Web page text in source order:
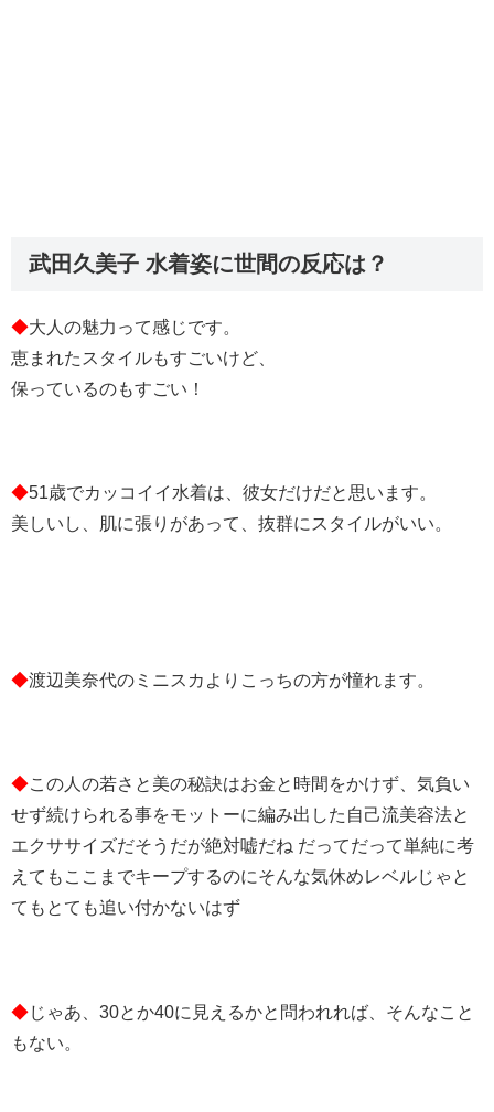
武田久美子 水着姿に世間の反応は？
◆大人の魅力って感じです。
恵まれたスタイルもすごいけど、
保っているのもすごい！
◆51歳でカッコイイ水着は、彼女だけだと思います。
美しいし、肌に張りがあって、抜群にスタイルがいい。
◆渡辺美奈代のミニスカよりこっちの方が憧れます。
◆この人の若さと美の秘訣はお金と時間をかけず、気負い
せず続けられる事をモットーに編み出した自己流美容法と
エクササイズだそうだが絶対嘘だね だってだって単純に考
えてもここまでキープするのにそんな気休めレベルじゃと
てもとても追い付かないはず
◆じゃあ、30とか40に見えるかと問われれば、そんなこと
もない。